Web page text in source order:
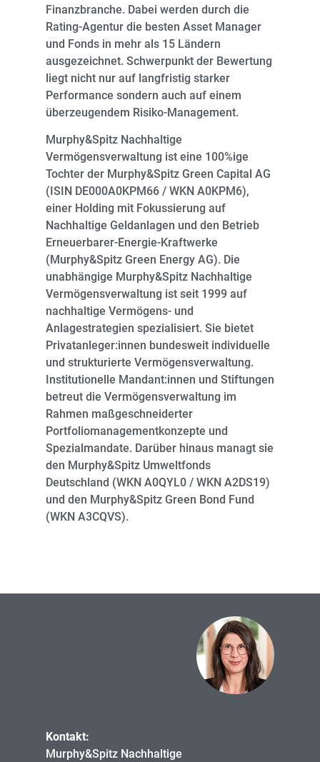
Finanzbranche. Dabei werden durch die
Rating-Agentur die besten Asset Manager
und Fonds in mehr als 15 Ländern
ausgezeichnet. Schwerpunkt der Bewertung
liegt nicht nur auf langfristig starker
Performance sondern auch auf einem
überzeugendem Risiko-Management.
Murphy&Spitz Nachhaltige
Vermögensverwaltung ist eine 100%ige
Tochter der Murphy&Spitz Green Capital AG
(ISIN DE000A0KPM66 / WKN A0KPM6),
einer Holding mit Fokussierung auf
Nachhaltige Geldanlagen und den Betrieb
Erneuerbarer-Energie-Kraftwerke
(Murphy&Spitz Green Energy AG). Die
unabhängige Murphy&Spitz Nachhaltige
Vermögensverwaltung ist seit 1999 auf
nachhaltige Vermögens- und
Anlagestrategien spezialisiert. Sie bietet
Privatanleger:innen bundesweit individuelle
und strukturierte Vermögensverwaltung.
Institutionelle Mandant:innen und Stiftungen
betreut die Vermögensverwaltung im
Rahmen maßgeschneiderter
Portfoliomanagementkonzepte und
Spezialmandate. Darüber hinaus managt sie
den Murphy&Spitz Umweltfonds
Deutschland (WKN A0QYL0 / WKN A2DS19)
und den Murphy&Spitz Green Bond Fund
(WKN A3CQVS).
Kontakt:
Murphy&Spitz Nachhaltige